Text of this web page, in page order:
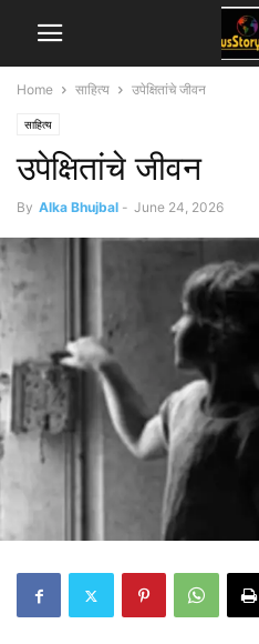
Home साहित्य उपेक्षितांचे जीवन
साहित्य
उपेक्षितांचे जीवन
By Alka Bhujbal - June 24, 2026